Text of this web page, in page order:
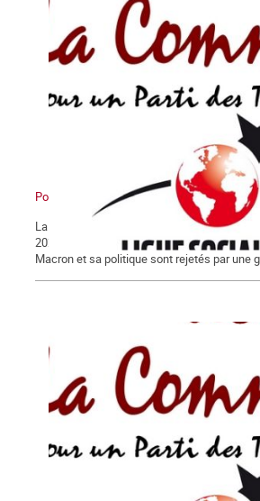
Pour en finir avec Macron !
La Lettre de La Commune, nouvelle série, n°
2020 Après 56 jours d’un conflit historique,
Macron et sa politique sont rejetés par une